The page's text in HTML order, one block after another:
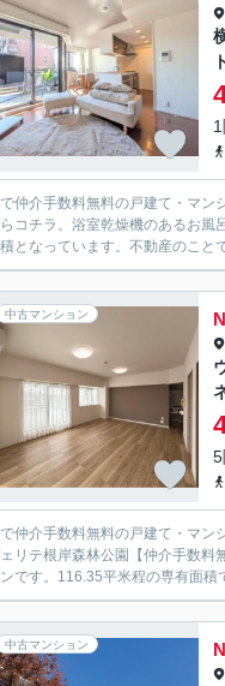
仲介手数料無料の戸建て・マン
コチラ。浴室乾燥機のあるお風
となっています。不動産のこと
中古マンション
仲介手数料無料の戸建て・マン
ェリテ根岸森林公園【仲介手数
です。116.35平米程の専有面
中古マンション